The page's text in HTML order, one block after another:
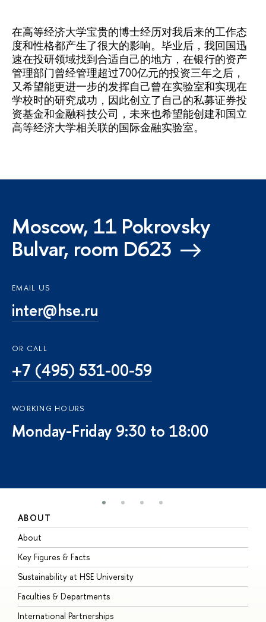
在高等经济大学宝贵的博士经历对我后来的工作态
度和性格都产生了很大的影响。毕业后，我回国迅
速在投研领域找到合适自己的地方，在银行的资产
管理部门曾经管理超过700亿元的投资三年之后，
又希望能更进一步的发挥自己曾在实验室和实现在
学校时的研究成功，因此创立了自己的私募证券投
资基金和金融科技公司，未来也希望能创建和国立
高等经济大学相关联的国际金融实验室。
Moscow, 11 Pokrovsky
Bulvar, room D623
EMAIL US
inter@hse.ru
OR CALL
+7 (495) 531-00-59
WORKING HOURS
Monday-Friday 9:30 to 18:00
ABOUT
About
Key Figures & Facts
Sustainability at HSE University
Faculties & Departments
International Partnerships